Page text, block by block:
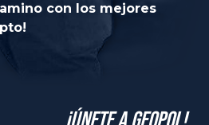
con los mejores